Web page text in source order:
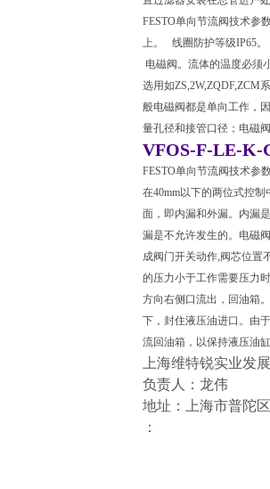
FESTO单向节流阀技术参
上。 线圈防护等级IP65。
电磁阀。流体的温度必须
选用如ZS,2W,ZQDF,ZCM
般电磁阀都是单向工作，
量孔径和接管口径；电磁
VFOS-F-LE-K-
FESTO单向节流阀技术参
在40mm以下的两位式控
面，即内漏和外漏。内漏
漏是不允许发生的。电磁
成阀门开关动作,阀芯位置
的压力小于工作需要压力
方向右侧口流出，回油箱
下，封住液压油进口。由
流回油箱，以保持液压油
上海维特锐实业发
负责人：龙伟
地址：上海市普陀
：